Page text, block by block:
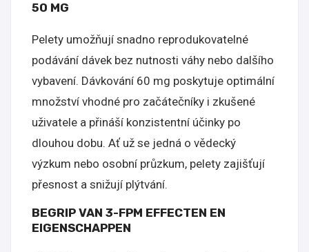
50 MG
Pelety umožňují snadno reprodukovatelné
podávání dávek bez nutnosti váhy nebo dalšího
vybavení. Dávkování 60 mg poskytuje optimální
množství vhodné pro začátečníky i zkušené
uživatele a přináší konzistentní účinky po
dlouhou dobu. Ať už se jedná o vědecký
výzkum nebo osobní průzkum, pelety zajišťují
přesnost a snižují plýtvání.
BEGRIP VAN 3-FPM EFFECTEN EN
EIGENSCHAPPEN